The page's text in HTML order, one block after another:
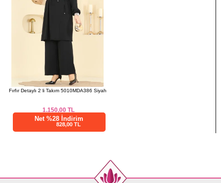
Fırfır Detaylı 2 li Takım 5010MDA386 Siyah
1.150,00TL
Net %28 İndirim
828,00 TL